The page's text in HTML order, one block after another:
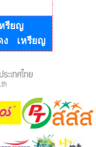
รียญ
ง เหรียญ